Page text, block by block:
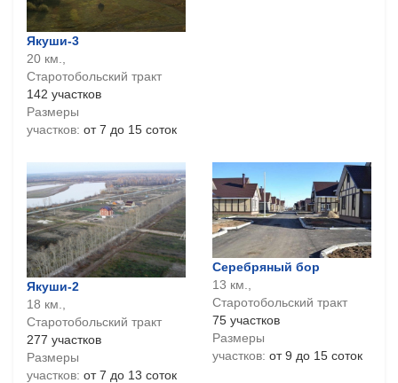
Якуши-3
20 км.,
Старотобольский тракт
142 участков
Размеры
участков: от 7 до 15 соток
Якуши-2
18 км.,
Старотобольский тракт
277 участков
Размеры
участков: от 7 до 13 соток
Серебряный бор
13 км.,
Старотобольский тракт
75 участков
Размеры
участков: от 9 до 15 соток